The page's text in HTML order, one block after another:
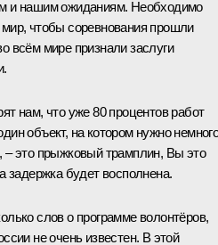
и нашим ожиданиям. Необходимо
чтобы соревнования прошли
всём мире признали заслуги
нам, что уже 80 процентов работ
объект, на котором нужно
– это прыжковый трамплин, Вы это
задержка будет восполнена.
слов о программе волонтёров,
не очень известен. В этой